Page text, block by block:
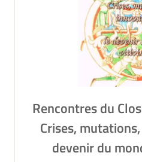
Rencontres du
Crises,
devenir du